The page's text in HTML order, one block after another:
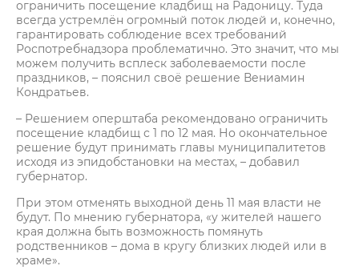
ограничить посещение кладбищ на Радоницу. Туда
всегда устремлён огромный поток людей и, конечно,
гарантировать соблюдение всех требований
Роспотребнадзора проблематично. Это значит, что мы
можем получить всплеск заболеваемости после
праздников, – пояснил своё решение Вениамин
Кондратьев.
– Решением оперштаба рекомендовано ограничить
посещение кладбищ с 1 по 12 мая. Но окончательное
решение будут принимать главы муниципалитетов
исходя из эпидобстановки на местах, – добавил
губернатор.
При этом отменять выходной день 11 мая власти не
будут. По мнению губернатора, «у жителей нашего
края должна быть возможность помянуть
родственников – дома в кругу близких людей или в
храме».